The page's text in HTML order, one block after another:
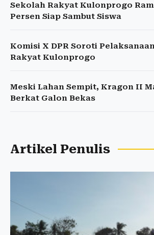
Sekolah Rakyat Kulonprogo
Persen Siap Sambut Siswa
Komisi X DPR Soroti
Rakyat Kulonprogo
Meski Lahan Sempit, Kragon II
Berkat Galon Bekas
Artikel Penulis